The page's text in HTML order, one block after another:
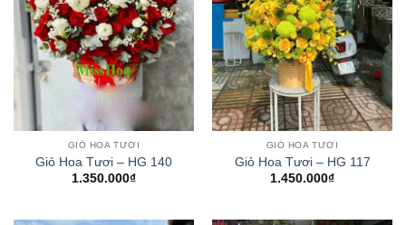
GIỎ HOA TƯƠI
Giỏ Hoa Tươi – HG 140
1.350.000₫
GIỎ HOA TƯƠI
Giỏ Hoa Tươi – HG 117
1.450.000₫